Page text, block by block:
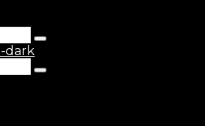
Type
hit
Type